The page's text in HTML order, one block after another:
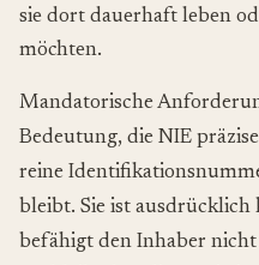
sie dort dauerhaft leben
möchten.
Mandatorische
Bedeutung, die NIE
reine
bleibt. Sie ist
befähigt den Inhaber